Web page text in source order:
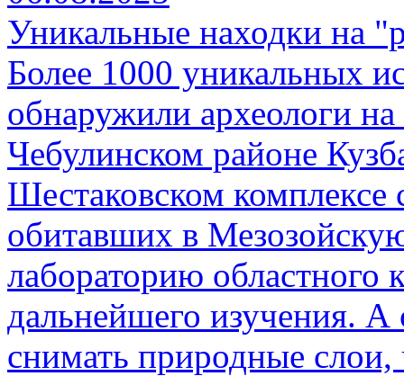
Уникальные находки на
Более 1000 уникальных
обнаружили археологи
Чебулинском районе
Шестаковском комплексе
обитавших в
лабораторию областного
дальнейшего изучения.
снимать природные